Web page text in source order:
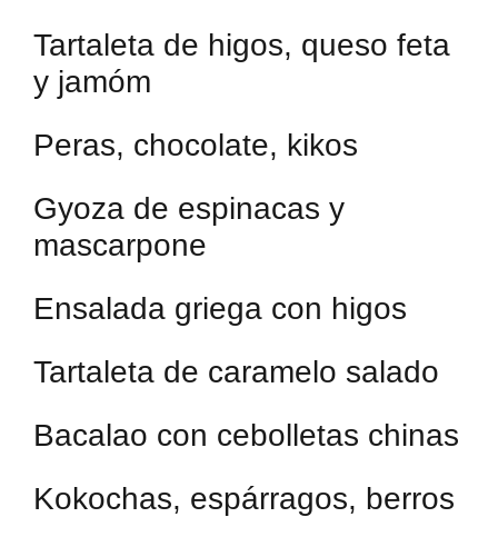
Tartaleta de higos, queso feta
y jamóm
Peras, chocolate, kikos
Gyoza de espinacas y
mascarpone
Ensalada griega con higos
Tartaleta de caramelo salado
Bacalao con cebolletas chinas
Kokochas, espárragos, berros